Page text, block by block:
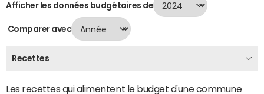
Afficher les données budgétaires de
Comparer avec
Recettes
Les recettes qui alimentent le budget d'une commune